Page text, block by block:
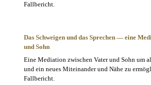
Fallbericht.
Das Schweigen und das Sprechen — eine
und Sohn
Eine Mediation zwischen Vater und Sohn um
und ein neues Miteinander und Nähe zu
Fallbericht.